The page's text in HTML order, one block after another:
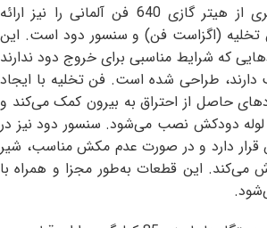
شرکت انرژی مدل دیگری از هیتر گازی 640 فن آلمانی را نیز ارائه
(اگزاست فن) و سنسور دود است. این
که شرایط مناسبی برای خروج دود ندارند
طراحی شده است. فن تخلیه با ایجاد
حاصل از احتراق به بیرون کمک می‌کند و
دودکش نصب می‌شود. سنسور دود نیز در
دارد و در صورت عدم مکش مناسب، شیر
می‌کند. این قطعات به‌طور مجزا و همراه با